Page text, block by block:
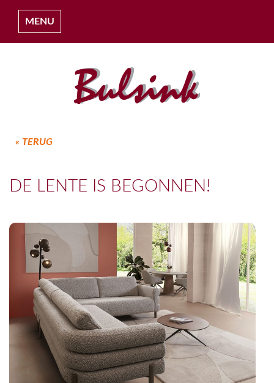
MENU
OVER ONS
COLLECTIES
PROJECTEN
SHOWROOMMODELLEN
NIEUWS & ACTIES
« TERUG
DE LENTE IS BEGONNEN!